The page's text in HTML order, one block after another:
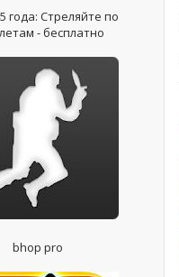
года: Стреляйте по
- бесплатно
bhop pro